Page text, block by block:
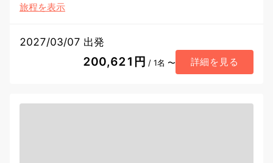
旅程を表示
2027/03/07 出発
200,621円 / 1名 〜 詳細を見る